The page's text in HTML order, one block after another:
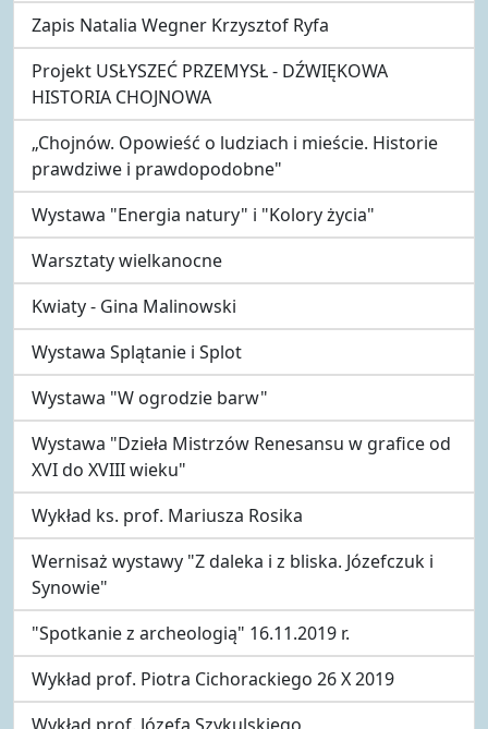
Zapis Natalia Wegner Krzysztof Ryfa
Projekt USŁYSZEĆ PRZEMYSŁ - DŹWIĘKOWA
HISTORIA CHOJNOWA
„Chojnów. Opowieść o ludziach i mieście. Historie
prawdziwe i prawdopodobne"
Wystawa "Energia natury" i "Kolory życia"
Warsztaty wielkanocne
Kwiaty - Gina Malinowski
Wystawa Splątanie i Splot
Wystawa "W ogrodzie barw"
Wystawa "Dzieła Mistrzów Renesansu w grafice od
XVI do XVIII wieku"
Wykład ks. prof. Mariusza Rosika
Wernisaż wystawy "Z daleka i z bliska. Józefczuk i
Synowie"
"Spotkanie z archeologią" 16.11.2019 r.
Wykład prof. Piotra Cichorackiego 26 X 2019